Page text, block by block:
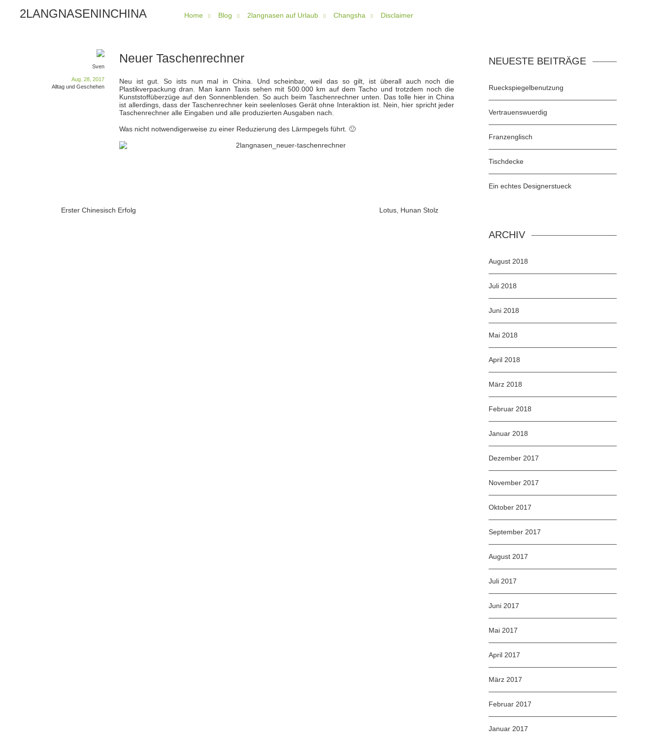
2LANGNASENINCHINA Home Blog 2langnasen auf Urlaub Changsha Disclaimer
Neuer Taschenrechner
Sven
Aug. 28, 2017
Alltag und Geschehen
Neu ist gut. So ists nun mal in China. Und scheinbar, weil das so gilt, ist überall auch noch die
Plastikverpackung dran. Man kann Taxis sehen mit 500.000 km auf dem Tacho und trotzdem noch die
Kunststoffüberzüge auf den Sonnenblenden. So auch beim Taschenrechner unten. Das tolle hier in China
ist allerdings, dass der Taschenrechner kein seelenloses Gerät ohne Interaktion ist. Nein, hier spricht jeder
Taschenrechner alle Eingaben und alle produzierten Ausgaben nach.
Was nicht notwendigerweise zu einer Reduzierung des Lärmpegels führt. 🙂
Erster Chinesisch Erfolg Lotus, Hunan Stolz
NEUESTE BEITRÄGE
Rueckspiegelbenutzung
Vertrauenswuerdig
Franzenglisch
Tischdecke
Ein echtes Designerstueck
ARCHIV
August 2018
Juli 2018
Juni 2018
Mai 2018
April 2018
März 2018
Februar 2018
Januar 2018
Dezember 2017
November 2017
Oktober 2017
September 2017
August 2017
Juli 2017
Juni 2017
Mai 2017
April 2017
März 2017
Februar 2017
Januar 2017